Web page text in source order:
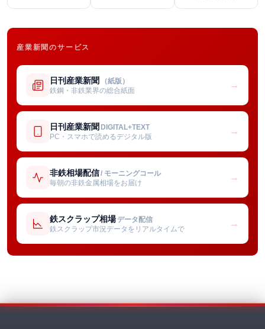
産業新聞のサービス
日刊産業新聞 （紙版）
鉄鋼・非鉄業界の総合紙面
→
日刊産業新聞 DIGITAL+TEXT
PC・スマホで読めるデジタル版
→
非鉄相場配信/ モーニングコール
毎朝の非鉄金属相場をお届け
→
鉄スクラップ相場 データ配信
鉄スクラップ市況データをリアルタイムで
→